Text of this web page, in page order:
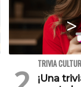
TRIVIA
¡Una